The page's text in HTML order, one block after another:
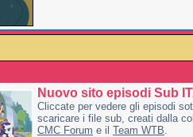
Nuovo sito episodi Sub
Cliccate per vedere gli episodi
scaricare i file sub, creati dalla
CMC Forum e il Team WTB.